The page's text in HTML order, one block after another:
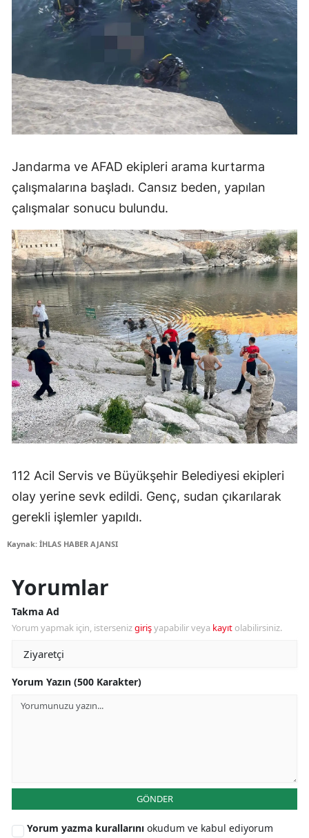
Jandarma ve AFAD ekipleri arama kurtarma
çalışmalarına başladı. Cansız beden, yapılan
çalışmalar sonucu bulundu.
112 Acil Servis ve Büyükşehir Belediyesi ekipleri
olay yerine sevk edildi. Genç, sudan çıkarılarak
gerekli işlemler yapıldı.
Kaynak: İHLAS HABER AJANSI
Yorumlar
Takma Ad
Yorum yapmak için, istersenizgirişyapabilir veya kayıt olabilirsiniz.
Yorum Yazın (500 Karakter)
GÖNDER
Yorum yazma kurallarını okudum ve kabul ediyorum